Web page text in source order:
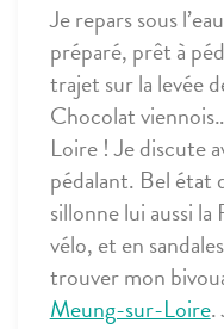
Je repars sous
préparé, prêt à
trajet sur la levée
Chocolat
Loire ! Je discute
pédalant. Bel état
sillonne lui aussi
vélo, et en
trouver mon
Meung-sur-Loire.